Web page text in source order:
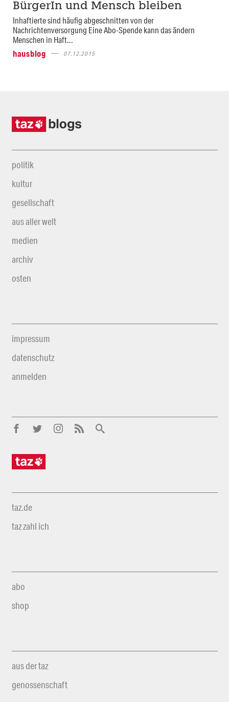
BürgerIn und Mensch bleiben
Inhaftierte sind häufig abgeschnitten von der
Nachrichtenversorgung Eine Abo-Spende kann das ändern
Menschen in Haft...
hausblog
07.12.2015
politik
kultur
gesellschaft
aus aller welt
medien
archiv
osten
impressum
datenschutz
anmelden
taz.de
taz zahl ich
abo
shop
aus der taz
genossenschaft